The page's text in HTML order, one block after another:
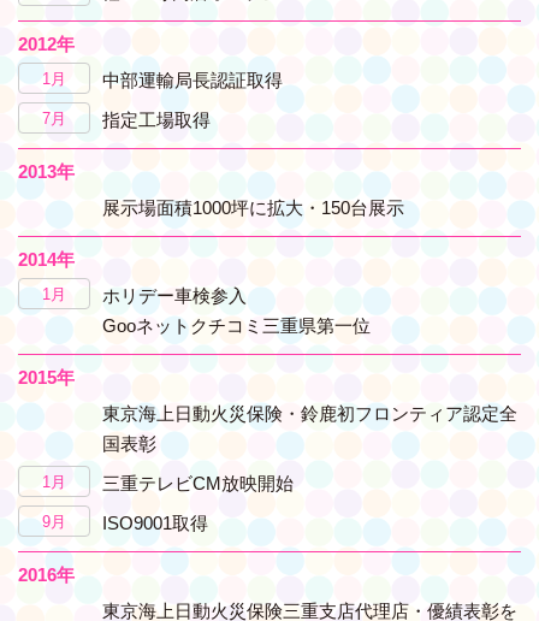
2012年
1月 中部運輸局長認証取得
7月 指定工場取得
2013年
展示場面積1000坪に拡大・150台展示
2014年
1月
ホリデー車検参入
Gooネットクチコミ三重県第一位
2015年
東京海上日動火災保険・鈴鹿初フロンティア認定全
国表彰
1月 三重テレビCM放映開始
9月 ISO9001取得
2016年
東京海上日動火災保険三重支店代理店・優績表彰を